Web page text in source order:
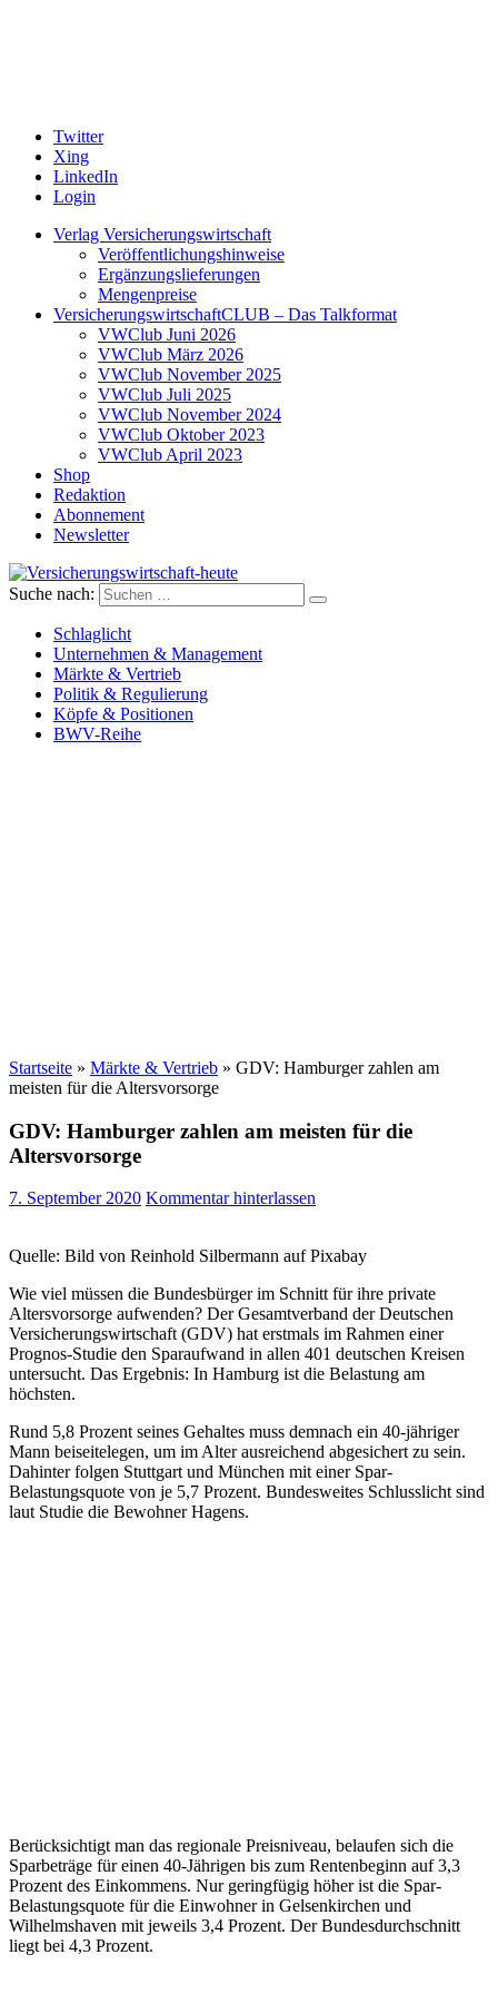
Twitter
Xing
LinkedIn
Login
Verlag Versicherungswirtschaft
Veröffentlichungshinweise
Ergänzungslieferungen
Mengenpreise
VersicherungswirtschaftCLUB – Das Talkformat
VWClub Juni 2026
VWClub März 2026
VWClub November 2025
VWClub Juli 2025
VWClub November 2024
VWClub Oktober 2023
VWClub April 2023
Shop
Redaktion
Abonnement
Newsletter
Versicherungswirtschaft-heute
Suche nach:
Schlaglicht
Unternehmen & Management
Märkte & Vertrieb
Politik & Regulierung
Köpfe & Positionen
BWV-Reihe
Startseite » Märkte & Vertrieb » GDV: Hamburger zahlen am
meisten für die Altersvorsorge
GDV: Hamburger zahlen am meisten für die
Altersvorsorge
7. September 2020 Kommentar hinterlassen
Quelle: Bild von Reinhold Silbermann auf Pixabay
Wie viel müssen die Bundesbürger im Schnitt für ihre private
Altersvorsorge aufwenden? Der Gesamtverband der Deutschen
Versicherungswirtschaft (GDV) hat erstmals im Rahmen einer
Prognos-Studie den Sparaufwand in allen 401 deutschen Kreisen
untersucht. Das Ergebnis: In Hamburg ist die Belastung am
höchsten.
Rund 5,8 Prozent seines Gehaltes muss demnach ein 40-jähriger
Mann beiseitelegen, um im Alter ausreichend abgesichert zu sein.
Dahinter folgen Stuttgart und München mit einer Spar-
Belastungsquote von je 5,7 Prozent. Bundesweites Schlusslicht sind
laut Studie die Bewohner Hagens.
Berücksichtigt man das regionale Preisniveau, belaufen sich die
Sparbeträge für einen 40-Jährigen bis zum Rentenbeginn auf 3,3
Prozent des Einkommens. Nur geringfügig höher ist die Spar-
Belastungsquote für die Einwohner in Gelsenkirchen und
Wilhelmshaven mit jeweils 3,4 Prozent. Der Bundesdurchschnitt
liegt bei 4,3 Prozent.